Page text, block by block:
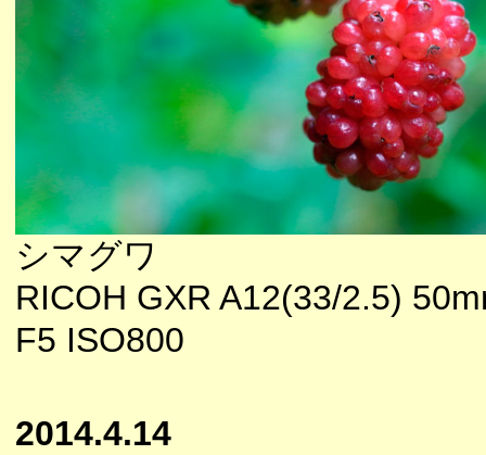
シマグワ
RICOH GXR A12(33/2.5)
F5 ISO800
2014.4.14